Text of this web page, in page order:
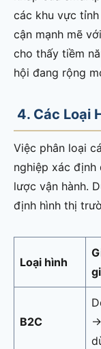
các khu vực
cận mạnh mẽ
cho thấy tiềm
hội đang rộng
4. Các Loại
Việc phân loại
nghiệp xác
lược vận hành.
định hình thị
Loại hình
B2C